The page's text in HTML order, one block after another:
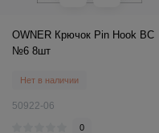
OWNER Крючок Pin Hook BC
№6 8шт
Нет в наличии
50922-06
0